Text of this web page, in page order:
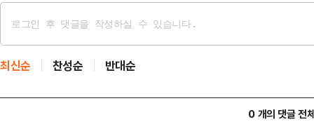
최신순 찬성순 반대순
0 개의 댓글 전